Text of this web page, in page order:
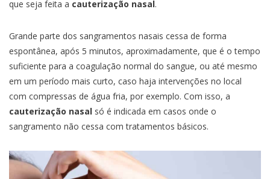
que seja feita a cauterização nasal.
Grande parte dos sangramentos nasais cessa de forma
espontânea, após 5 minutos, aproximadamente, que é o tempo
suficiente para a coagulação normal do sangue, ou até mesmo
em um período mais curto, caso haja intervenções no local
com compressas de água fria, por exemplo. Com isso, a
cauterização nasal só é indicada em casos onde o
sangramento não cessa com tratamentos básicos.